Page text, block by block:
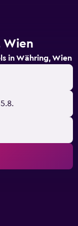
Wien
in Währing, Wien